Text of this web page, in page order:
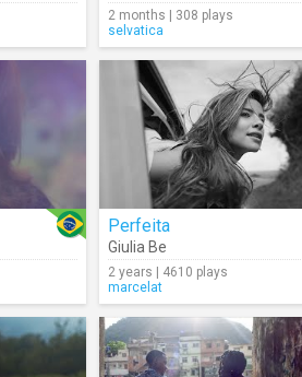
2 months | 308 plays
selvatica
Perfeita
Giulia Be
2 years | 4610 plays
marcelat